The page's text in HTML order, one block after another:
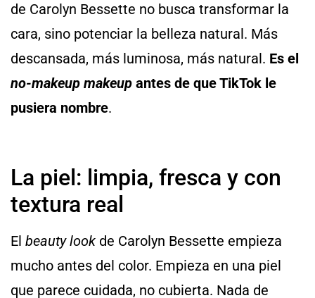
de Carolyn Bessette no busca transformar la
cara, sino potenciar la belleza natural. Más
descansada, más luminosa, más natural. Es el
no-makeup makeup antes de que TikTok le
pusiera nombre.
La piel: limpia, fresca y con
textura real
El beauty look de Carolyn Bessette empieza
mucho antes del color. Empieza en una piel
que parece cuidada, no cubierta. Nada de